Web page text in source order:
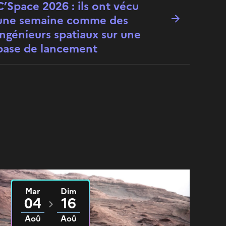
2026 : ils ont vécu
semaine comme des
spatiaux sur une
de lancement
Du
Mar
04
Aoû
2026 au
Dim
16
Aoû
2026